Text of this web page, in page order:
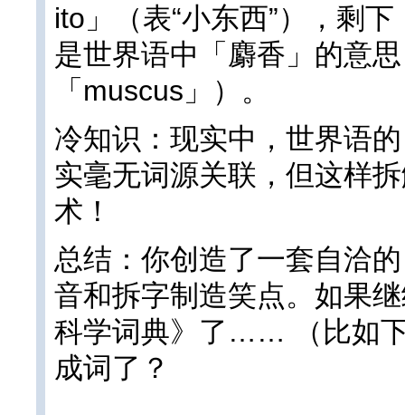
ito」（表“小东西”），剩
是世界语中「麝香」的意
「muscus」）。
冷知识：现实中，世界语
实毫无词源关联，但这样
术！
总结：你创造了一套自洽
音和拆字制造笑点。如果
科学词典》了…… （比如
成词了？